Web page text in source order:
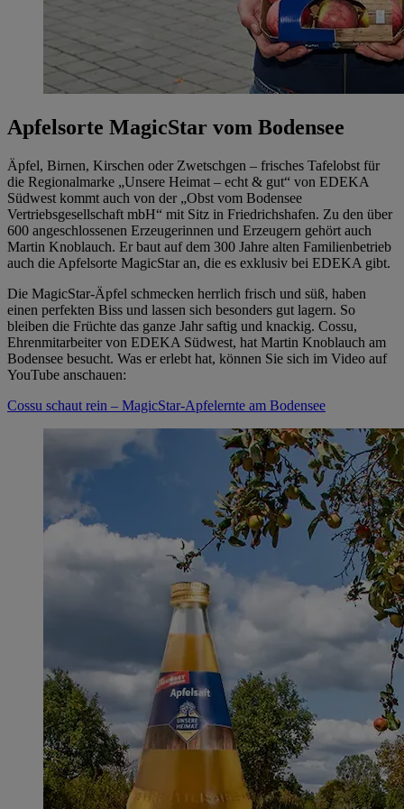
Apfelsorte MagicStar vom Bodensee
Äpfel, Birnen, Kirschen oder Zwetschgen – frisches Tafelobst für
die Regionalmarke „Unsere Heimat – echt & gut“ von EDEKA
Südwest kommt auch von der „Obst vom Bodensee
Vertriebsgesellschaft mbH“ mit Sitz in Friedrichshafen. Zu den über
600 angeschlossenen Erzeugerinnen und Erzeugern gehört auch
Martin Knoblauch. Er baut auf dem 300 Jahre alten Familienbetrieb
auch die Apfelsorte MagicStar an, die es exklusiv bei EDEKA gibt.
Die MagicStar-Äpfel schmecken herrlich frisch und süß, haben
einen perfekten Biss und lassen sich besonders gut lagern. So
bleiben die Früchte das ganze Jahr saftig und knackig. Cossu,
Ehrenmitarbeiter von EDEKA Südwest, hat Martin Knoblauch am
Bodensee besucht. Was er erlebt hat, können Sie sich im Video auf
YouTube anschauen:
Cossu schaut rein – MagicStar-Apfelernte am Bodensee